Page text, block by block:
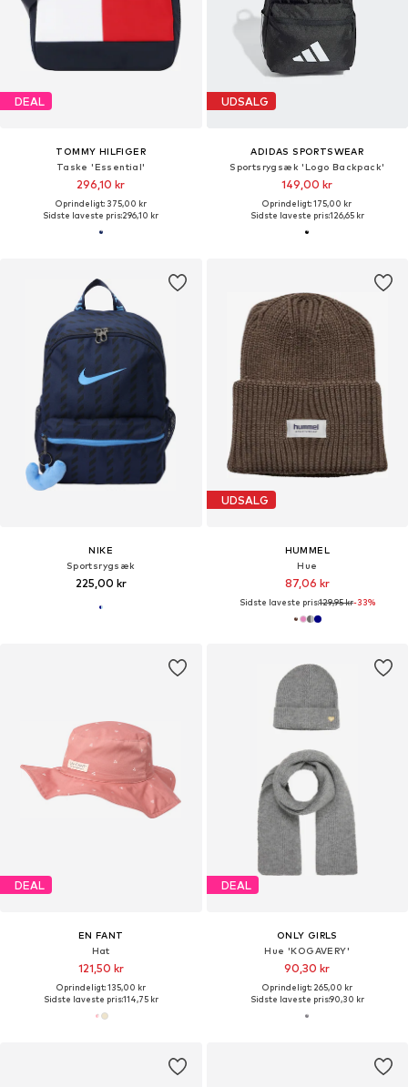
DEAL
TOMMY HILFIGER
Taske 'Essential'
296,10 kr
Oprindeligt: 375,00 kr
Sidste laveste pris:296,10 kr
UDSALG
ADIDAS SPORTSWEAR
Sportsrygsæk 'Logo Backpack'
149,00 kr
Oprindeligt: 175,00 kr
Sidste laveste pris:126,65 kr
NIKE
Sportsrygsæk
225,00 kr
UDSALG
HUMMEL
Hue
87,06 kr
Sidste laveste pris:129,95 kr-33%
DEAL
EN FANT
Hat
121,50 kr
Oprindeligt: 135,00 kr
Sidste laveste pris:114,75 kr
DEAL
ONLY GIRLS
Hue 'KOGAVERY'
90,30 kr
Oprindeligt: 265,00 kr
Sidste laveste pris:90,30 kr